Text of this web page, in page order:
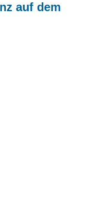
auf dem